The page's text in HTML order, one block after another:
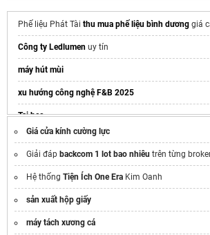
Phế liệu Phát Tài thu mua phế liệu bình dương giá
Công ty Ledlumen uy tín
máy hút mùi
xu hướng công nghệ F&B 2025
Tai heo
ống bơm nước Hùng Hiền
sửa máy lạnh thosuadienlanhbachkhoa uy
warehouse
Ghế ăn bọc nệmphù hợp mọi không gian
Dự án đà nẵng downtown
Giá cửa kính cường lực
Giải đáp backcom 1 lot bao nhiêu trên từng
Hệ thống Tiện Ích One Era Kim Oanh
sản xuất hộp giấy
máy tách xương cá